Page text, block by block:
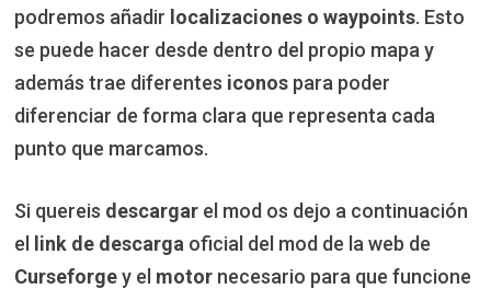
podremos añadir localizaciones o waypoints. Esto
se puede hacer desde dentro del propio mapa y
además trae diferentes iconospara poder
diferenciar de forma clara que representa cada
punto que marcamos.
Si quereis descargarel mod os dejo a continuación
el
link de descarga oficial del mod de la web de
Curseforgey el motornecesario para que funcione